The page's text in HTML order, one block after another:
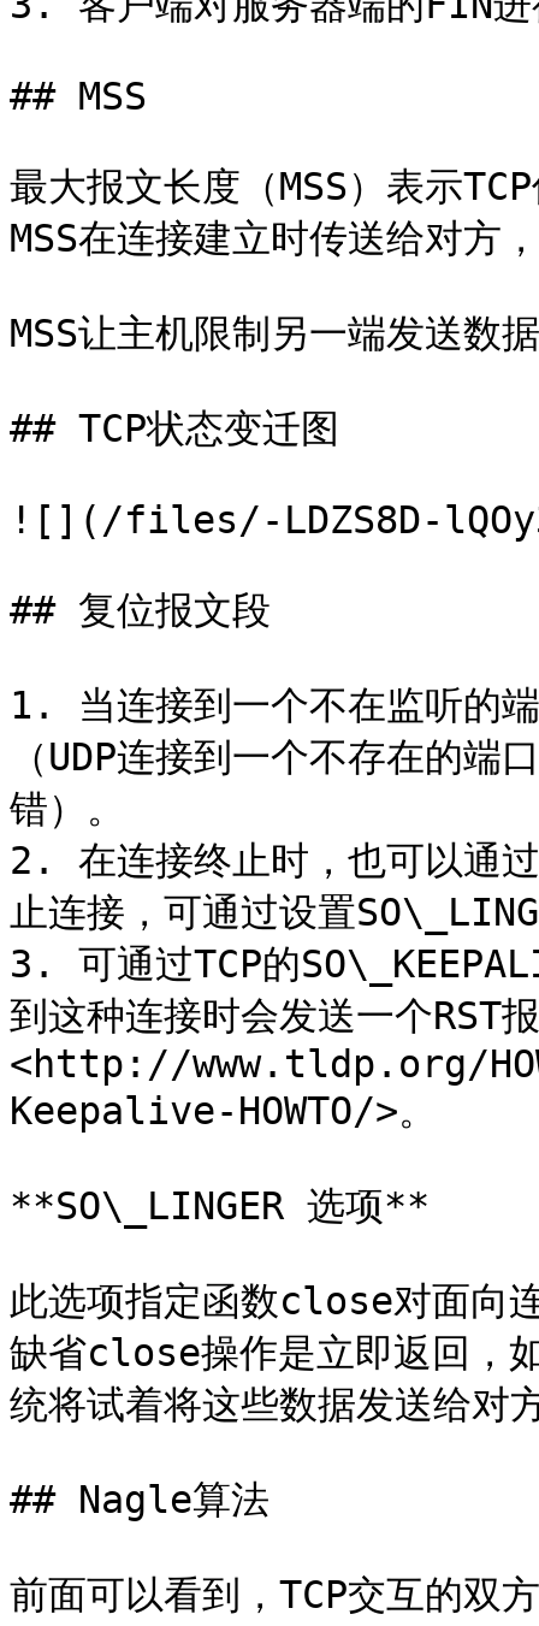
## MSS
最大报文长度（MSS）表示
MSS在连接建立时传送给对方
MSS让主机限制另一端发送数
## TCP状态变迁图
![](/files/-LDZS8D-
## 复位报文段
1. 当连接到一个不在监听的
（UDP连接到一个不存在的端
错）。
2. 在连接终止时，也可以通
止连接，可通过设置
3. 可通过TCP的
到这种连接时会发送一个RST
<http://www.tldp.org/
Keepalive-HOWTO/>。
**SO\_LINGER 选项**
此选项指定函数close对面向
缺省close操作是立即返回，
统将试着将这些数据发送给对
## Nagle算法
前面可以看到，TCP交互的双